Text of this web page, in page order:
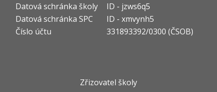
Datová schránka školy
ID - jzws6q5
Datová schránka SPC
ID - xmvynh5
Číslo účtu
331893392/0300 (ČSOB)
Zřizovatel školy